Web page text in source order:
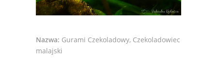
Nazwa: Gurami Czekoladowy, Czekoladowiec
malajski